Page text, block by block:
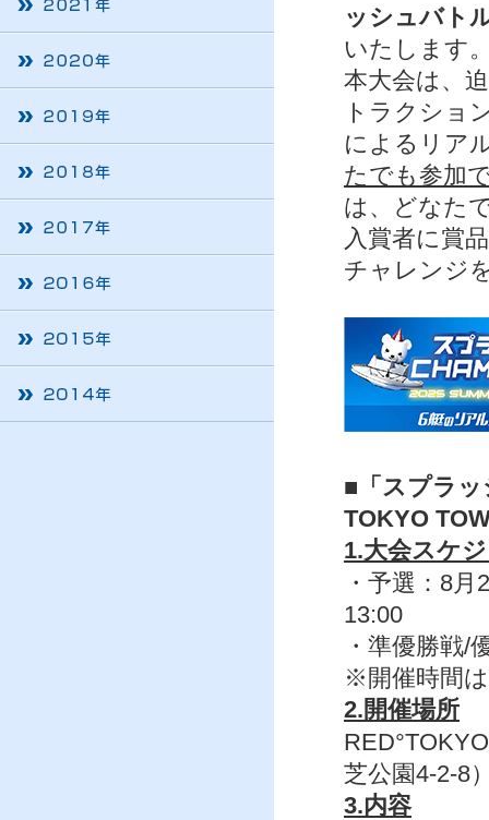
ッシュバト
いたします
本大会は、
トラクショ
によるリア
たでも参加
は、どなた
入賞者に賞
チャレンジ
■「スプラッ
TOKYO
1.大会スケ
・予選：8
13:00
・準優勝戦/
※開催時間
2.開催場所
芝公園4-2-8
3.内容